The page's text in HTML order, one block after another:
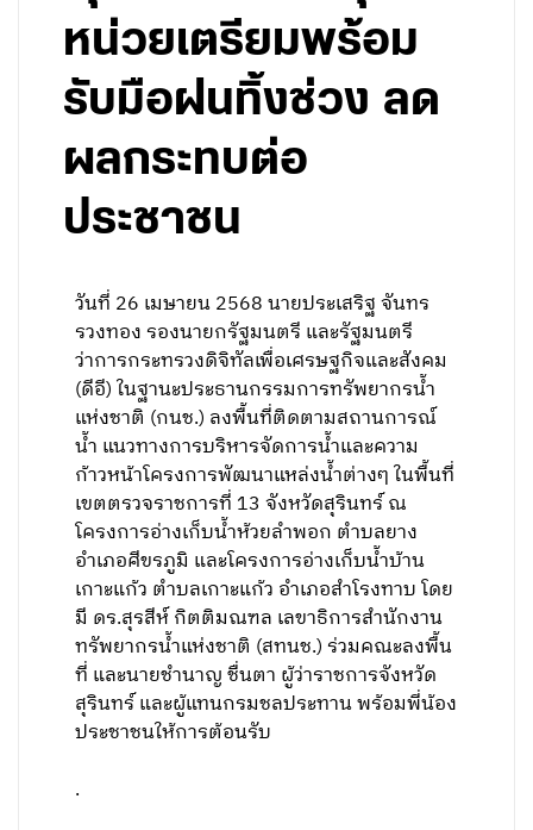
หน่วยเตรียมพร้อม
รับมือฝนทิ้งช่วง ลด
ผลกระทบต่อ
ประชาชน
วันที่ 26 เมษายน 2568 นายประเสริฐ จันทร
รวงทอง รองนายกรัฐมนตรี และรัฐมนตรี
ว่าการกระทรวงดิจิทัลเพื่อเศรษฐกิจและสังคม
(ดีอี) ในฐานะประธานกรรมการทรัพยากรน้ำ
แห่งชาติ (กนช.) ลงพื้นที่ติดตามสถานการณ์
น้ำ แนวทางการบริหารจัดการน้ำและความ
ก้าวหน้าโครงการพัฒนาแหล่งน้ำต่างๆ ในพื้นที่
เขตตรวจราชการที่ 13 จังหวัดสุรินทร์ ณ
โครงการอ่างเก็บน้ำห้วยลำพอก ตำบลยาง
อำเภอศีขรภูมิ และโครงการอ่างเก็บน้ำบ้าน
เกาะแก้ว ตำบลเกาะแก้ว อำเภอสำโรงทาบ โดย
มี ดร.สุรสีห์ กิตติมณฑล เลขาธิการสำนักงาน
ทรัพยากรน้ำแห่งชาติ (สทนช.) ร่วมคณะลงพื้น
ที่ และนายชำนาญ ชื่นตา ผู้ว่าราชการจังหวัด
สุรินทร์ และผู้แทนกรมชลประทาน พร้อมพี่น้อง
ประชาชนให้การต้อนรับ
.